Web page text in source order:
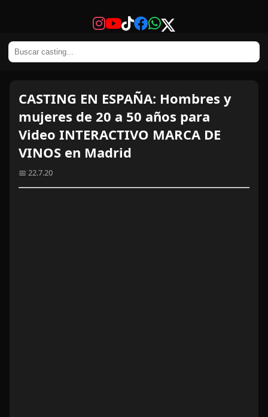
CASTING EN ESPAÑA: Hombres y
mujeres de 20 a 50 años para
Video INTERACTIVO MARCA DE
VINOS en Madrid
📅 22.7.20